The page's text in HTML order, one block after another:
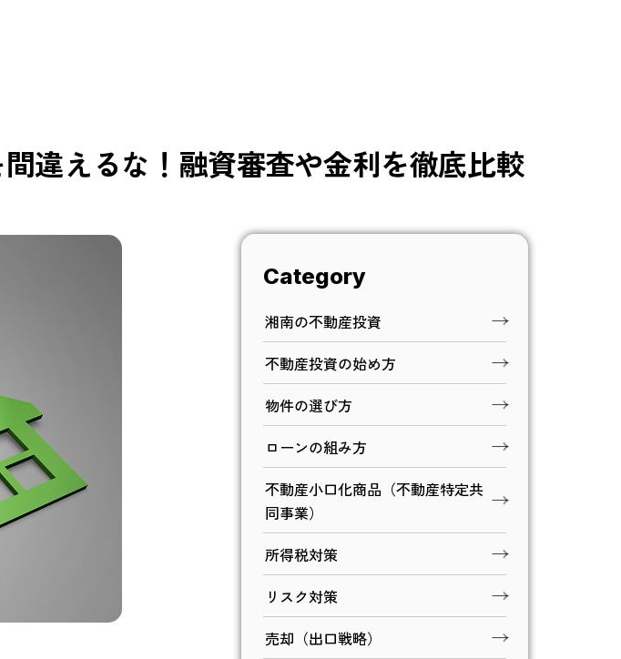
違えるな！融資審査や金利を徹底比較
Category
湘南の不動産投資
不動産投資の始め方
物件の選び方
ローンの組み方
不動産小口化商品（不動産特定共
同事業）
所得税対策
リスク対策
売却（出口戦略）